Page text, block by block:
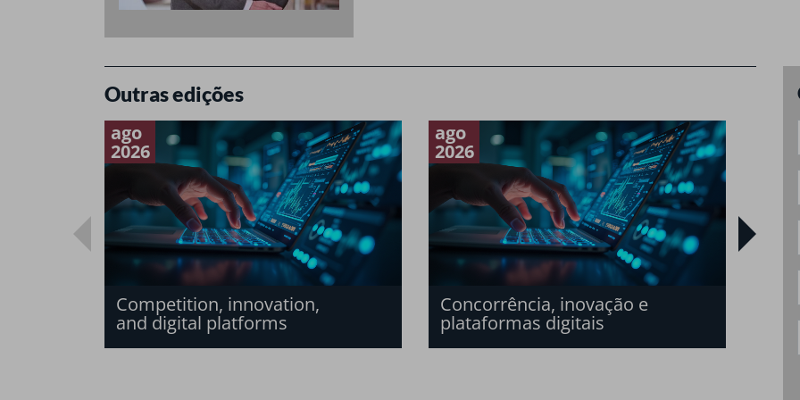
Outras edições
ago
2026
Competition, innovation,
and digital platforms
ago
2026
Concorrência, inovação e
plataformas digitais
O